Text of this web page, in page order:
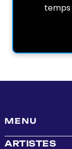
temps
MENU
ARTISTES